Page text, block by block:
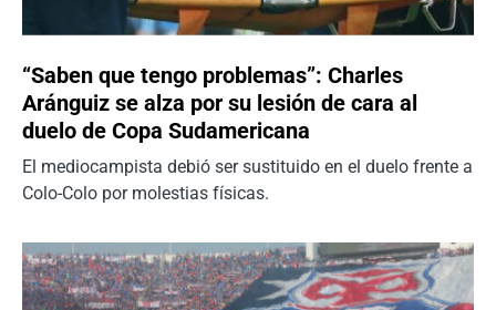
“Saben que tengo problemas”: Charles
Aránguiz se alza por su lesión de cara al
duelo de Copa Sudamericana
El mediocampista debió ser sustituido en el duelo frente a
Colo-Colo por molestias físicas.